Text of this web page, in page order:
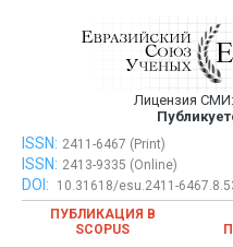
публикация
Лицензия СМИ:
Евразийский Союз
ISSN: 2411-6467 (Print)
ISSN: 2413-9335 (Online)
DOI:
10.31618/esu.2411-
ПУБЛИКАЦИЯ В
SCOPUS